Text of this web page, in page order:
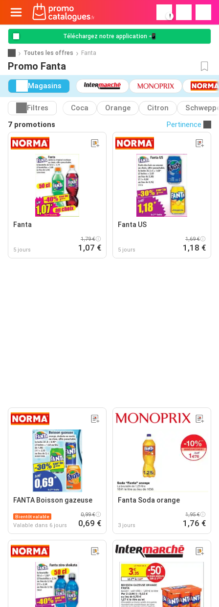
!
Téléchargez notre application 📲
Toutes les offres Fanta
Promo Fanta
Magasins
Filtres Coca Orange Citron
7 promotions
Pertinence
Fanta
5 jours
1,79 €
1,07 €
Fanta US
5 jours
1,69 €
1,18 €
FANTA Boisson gazeuse
Bientôt valable
Valable dans 6 jours
0,99 €
0,69 €
Fanta Soda orange
3 jours
1,95 €
1,76 €